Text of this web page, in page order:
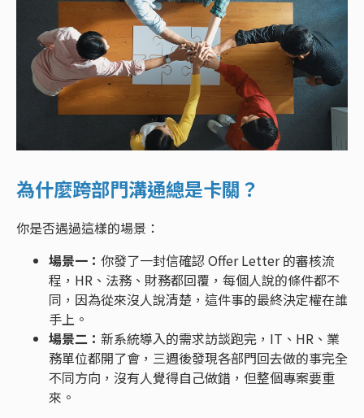
為什麼跨部門溝通總是卡關？
你是否遇過這樣的場景：
場景一： 你發了一封信確認 Offer Letter 的審核流
程，HR、法務、財務都回覆，每個人說的條件都不
同，因為從來沒人說清楚，這件事的最終決定權在誰
手上。
場景二： 新系統導入的需求訪談跑完，IT、HR、業
務單位都開了會，三週後發現各部門回去做的事完全
不同方向，沒有人覺得自己做錯，但整個專案要重
來。